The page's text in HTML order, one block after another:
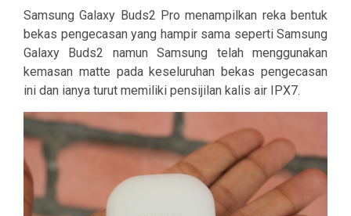
Samsung Galaxy Buds2 Pro menampilkan reka bentuk
bekas pengecasan yang hampir sama seperti Samsung
Galaxy Buds2 namun Samsung telah menggunakan
kemasan matte pada keseluruhan bekas pengecasan
ini dan ianya turut memiliki pensijilan kalis air IPX7.